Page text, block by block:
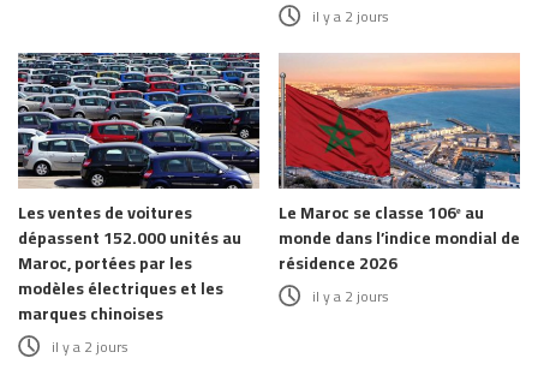
il y a 2 jours
Les ventes de voitures
dépassent 152.000 unités au
Maroc, portées par les
modèles électriques et les
marques chinoises
il y a 2 jours
Le Maroc se classe 106ᵉ au
monde dans l’indice mondial de
résidence 2026
il y a 2 jours